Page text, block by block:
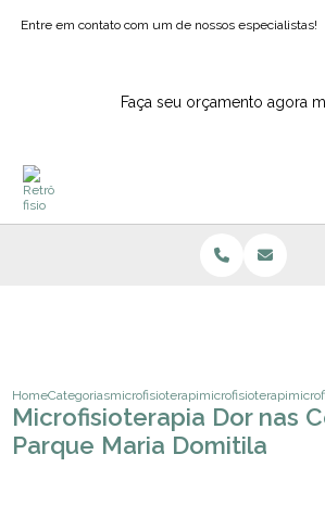
Entre em contato com um de nossos especialistas!
Faça seu orçamento agora
HomeCategoriasmicrofisioterapiamicrofisioterapia para
Microfisioterapia Dor nas
Parque Maria Domitila